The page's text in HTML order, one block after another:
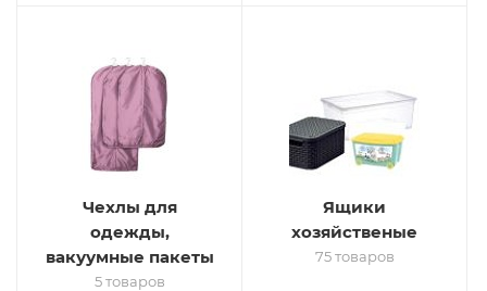
Чехлы для
одежды,
вакуумные пакеты
5 товаров
Ящики
хозяйственые
75 товаров